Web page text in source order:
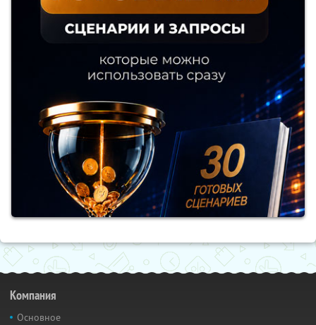
Компания
Основное